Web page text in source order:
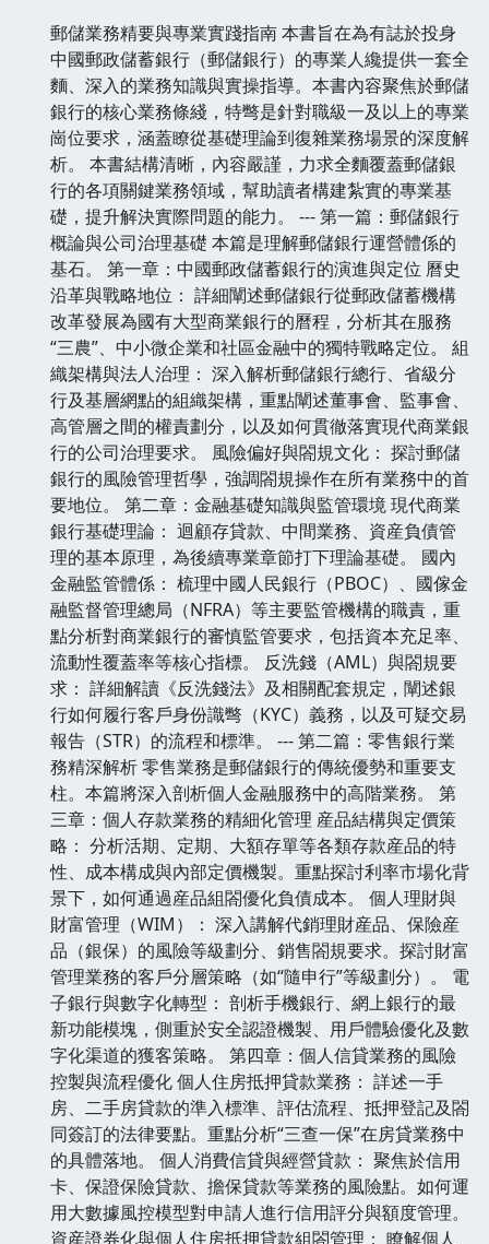
郵儲業務精要與專業實踐指南 本書旨在為有誌於投身
中國郵政儲蓄銀行（郵儲銀行）的專業人纔提供一套全
麵、深入的業務知識與實操指導。本書內容聚焦於郵儲
銀行的核心業務條綫，特彆是針對職級一及以上的專業
崗位要求，涵蓋瞭從基礎理論到復雜業務場景的深度解
析。 本書結構清晰，內容嚴謹，力求全麵覆蓋郵儲銀
行的各項關鍵業務領域，幫助讀者構建紮實的專業基
礎，提升解決實際問題的能力。 --- 第一篇：郵儲銀行
概論與公司治理基礎 本篇是理解郵儲銀行運營體係的
基石。 第一章：中國郵政儲蓄銀行的演進與定位 曆史
沿革與戰略地位： 詳細闡述郵儲銀行從郵政儲蓄機構
改革發展為國有大型商業銀行的曆程，分析其在服務
“三農”、中小微企業和社區金融中的獨特戰略定位。 組
織架構與法人治理： 深入解析郵儲銀行總行、省級分
行及基層網點的組織架構，重點闡述董事會、監事會、
高管層之間的權責劃分，以及如何貫徹落實現代商業銀
行的公司治理要求。 風險偏好與閤規文化： 探討郵儲
銀行的風險管理哲學，強調閤規操作在所有業務中的首
要地位。 第二章：金融基礎知識與監管環境 現代商業
銀行基礎理論： 迴顧存貸款、中間業務、資産負債管
理的基本原理，為後續專業章節打下理論基礎。 國內
金融監管體係： 梳理中國人民銀行（PBOC）、國傢金
融監督管理總局（NFRA）等主要監管機構的職責，重
點分析對商業銀行的審慎監管要求，包括資本充足率、
流動性覆蓋率等核心指標。 反洗錢（AML）與閤規要
求： 詳細解讀《反洗錢法》及相關配套規定，闡述銀
行如何履行客戶身份識彆（KYC）義務，以及可疑交易
報告（STR）的流程和標準。 --- 第二篇：零售銀行業
務精深解析 零售業務是郵儲銀行的傳統優勢和重要支
柱。本篇將深入剖析個人金融服務中的高階業務。 第
三章：個人存款業務的精細化管理 産品結構與定價策
略： 分析活期、定期、大額存單等各類存款産品的特
性、成本構成與內部定價機製。重點探討利率市場化背
景下，如何通過産品組閤優化負債成本。 個人理財與
財富管理（WIM）： 深入講解代銷理財産品、保險産
品（銀保）的風險等級劃分、銷售閤規要求。探討財富
管理業務的客戶分層策略（如“隨申行”等級劃分）。 電
子銀行與數字化轉型： 剖析手機銀行、網上銀行的最
新功能模塊，側重於安全認證機製、用戶體驗優化及數
字化渠道的獲客策略。 第四章：個人信貸業務的風險
控製與流程優化 個人住房抵押貸款業務： 詳述一手
房、二手房貸款的準入標準、評估流程、抵押登記及閤
同簽訂的法律要點。重點分析“三查一保”在房貸業務中
的具體落地。 個人消費信貸與經營貸款： 聚焦於信用
卡、保證保險貸款、擔保貸款等業務的風險點。如何運
用大數據風控模型對申請人進行信用評分與額度管理。
資産證券化與個人住房抵押貸款組閤管理： 瞭解個人